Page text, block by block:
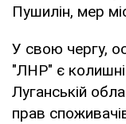
Пушилін, мер
У свою чергу,
"ЛНР" є
Луганській
прав